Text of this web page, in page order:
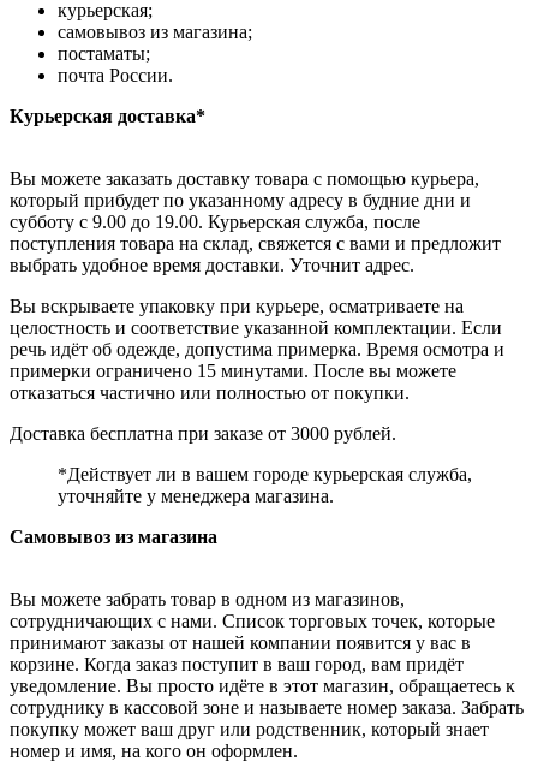
курьерская;
самовывоз из магазина;
постаматы;
почта России.
Курьерская доставка*
Вы можете заказать доставку товара с помощью курьера,
который прибудет по указанному адресу в будние дни и
субботу с 9.00 до 19.00. Курьерская служба, после
поступления товара на склад, свяжется с вами и предложит
выбрать удобное время доставки. Уточнит адрес.
Вы вскрываете упаковку при курьере, осматриваете на
целостность и соответствие указанной комплектации. Если
речь идёт об одежде, допустима примерка. Время осмотра и
примерки ограничено 15 минутами. После вы можете
отказаться частично или полностью от покупки.
Доставка бесплатна при заказе от 3000 рублей.
*Действует ли в вашем городе курьерская служба,
уточняйте у менеджера магазина.
Самовывоз из магазина
Вы можете забрать товар в одном из магазинов,
сотрудничающих с нами. Список торговых точек, которые
принимают заказы от нашей компании появится у вас в
корзине. Когда заказ поступит в ваш город, вам придёт
уведомление. Вы просто идёте в этот магазин, обращаетесь к
сотруднику в кассовой зоне и называете номер заказа. Забрать
покупку может ваш друг или родственник, который знает
номер и имя, на кого он оформлен.